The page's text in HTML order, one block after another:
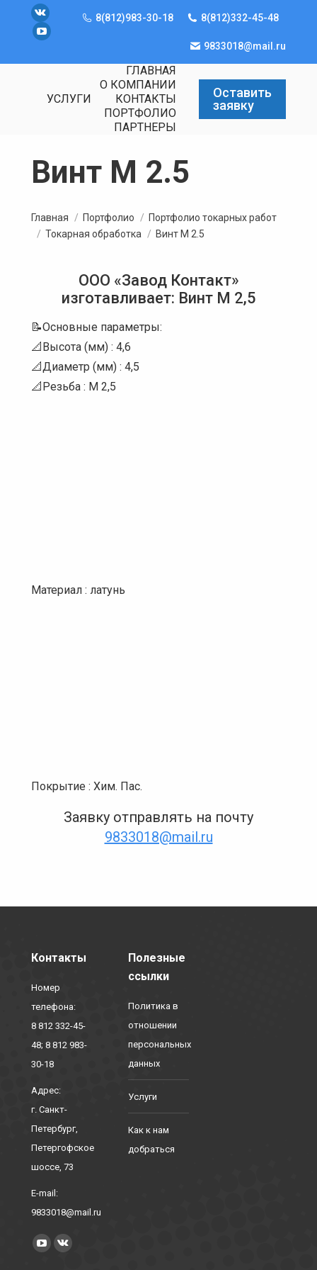
Вконтакте
YouTube
8(812)983-30-18 8(812)332-45-48
9833018@mail.ru
ГЛАВНАЯ
О КОМПАНИИ
УСЛУГИ
КОНТАКТЫ
ПОРТФОЛИО
ПАРТНЕРЫ
Оставить
заявку
Винт М 2.5
Главная Портфолио
Портфолио токарных работ
Токарная обработка
Винт М 2.5
ООО «Завод Контакт»
изготавливает: Винт М 2,5
📝Основные параметры:
📐Высота (мм) : 4,6
📐Диаметр (мм) : 4,5
📐Резьба : М 2,5
Материал : латунь
Покрытие : Хим. Пас.
Заявку отправлять на почту
9833018@mail.ru
Контакты
Номер
телефона:
8 812 332-45-
48; 8 812 983-
30-18
Адрес:
г. Санкт-
Петербург,
Петергофское
шоссе, 73
E-mail:
9833018@mail.ru
Найдите нас:
YouTubeВконтакте
Полезные
ссылки
Политика в
отношении
персональных
данных
Услуги
Как к нам
добраться